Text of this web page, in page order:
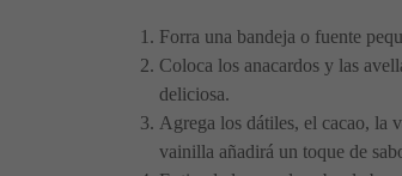
Forra una bandeja o fuente
Coloca los anacardos y las
deliciosa.
Agrega los dátiles, el cacao, la
vainilla añadirá un toque de